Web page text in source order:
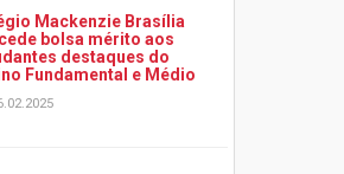
Mackenzie Brasília
bolsa mérito aos
destaques do
Fundamental e Médio